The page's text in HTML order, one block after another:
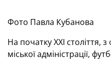
Фото Павла Кубанова
На початку XXI
міської адміністрації,